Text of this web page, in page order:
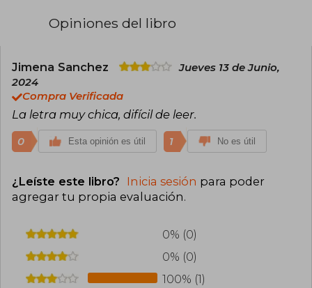
Opiniones del libro
Jimena Sanchez
Jueves 13 de Junio,
2024
Compra Verificada
La letra muy chica, difícil de leer.
0 Esta opinión es útil 1 No es útil
¿Leíste este libro? Inicia sesión para poder
agregar tu propia evaluación.
0% (0)
0% (0)
100% (1)